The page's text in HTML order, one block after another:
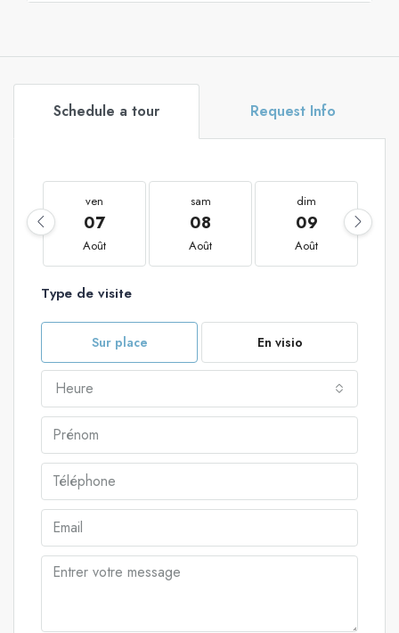
Schedule a tour Request Info
ven
07
Août
sam
08
Août
dim
09
Août
Type de visite
Sur place En visio
Heure